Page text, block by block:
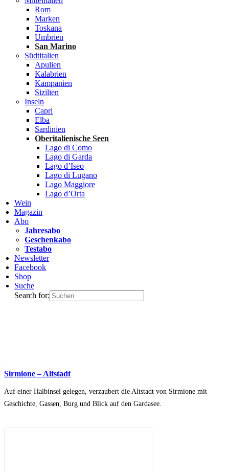
Rom
Marken
Toskana
Umbrien
San Marino
Südtitalien
Apulien
Kalabrien
Kampanien
Sizilien
Inseln
Capri
Elba
Sardinien
Oberitalienische Seen
Lago di Como
Lago di Garda
Lago d’Iseo
Lago di Lugano
Lago Maggiore
Lago d’Orta
Wein
Magazin
Abo
Jahresabo
Geschenkabo
Testabo
Newsletter
Facebook
Shop
Suche
Search for:
Sirmione – Altstadt
Auf einer Halbinsel gelegen, verzaubert die Altstadt von Sirmione mit
Geschichte, Gassen, Burg und Blick auf den Gardasee.